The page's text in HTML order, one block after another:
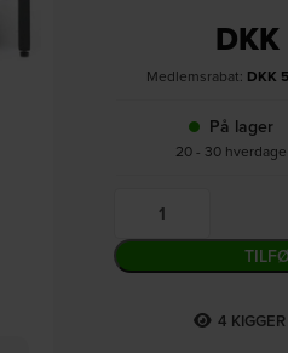
DKK
Medlemsrabat: DKK
På lager
20 - 30 hverdage
7